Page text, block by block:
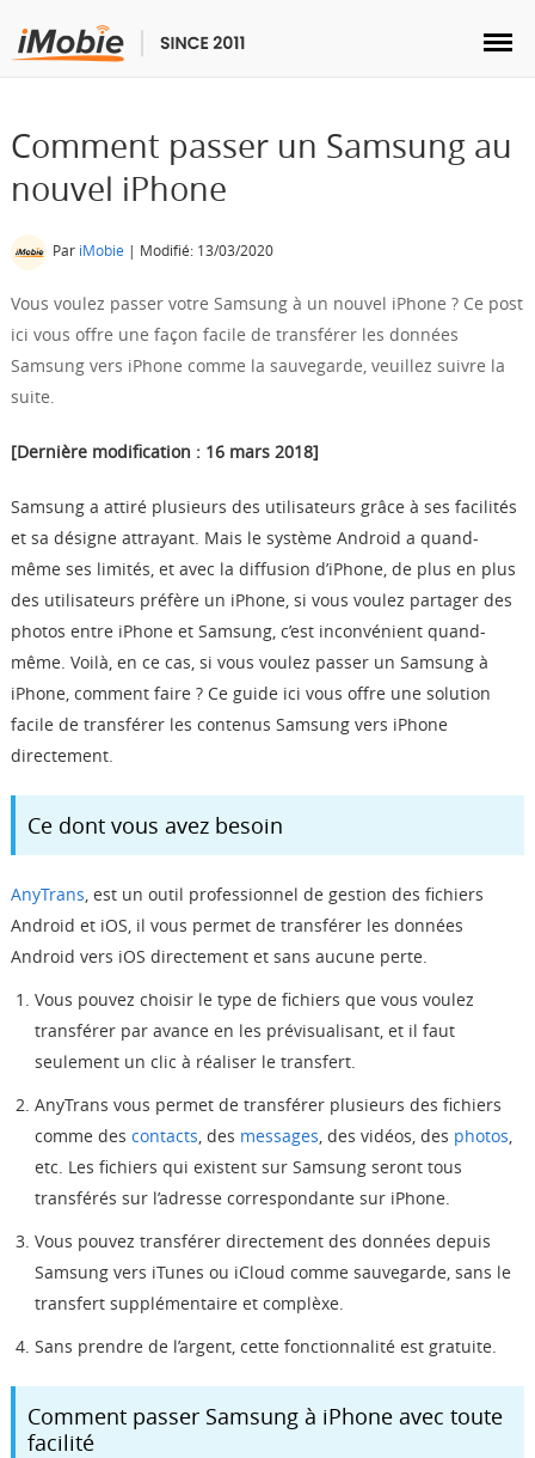
Transfert
Multimédia
Solutions
Boutique
Télécharger
Support
Comment passer un Samsung au
nouvel iPhone
Par iMobie | Modifié: 13/03/2020
Vous voulez passer votre Samsung à un nouvel iPhone ? Ce post
ici vous offre une façon facile de transférer les données
Samsung vers iPhone comme la sauvegarde, veuillez suivre la
suite.
[Dernière modification : 16 mars 2018]
Samsung a attiré plusieurs des utilisateurs grâce à ses facilités
et sa désigne attrayant. Mais le système Android a quand-
même ses limités, et avec la diffusion d’iPhone, de plus en plus
des utilisateurs préfère un iPhone, si vous voulez partager des
photos entre iPhone et Samsung, c’est inconvénient quand-
même. Voilà, en ce cas, si vous voulez passer un Samsung à
iPhone, comment faire ? Ce guide ici vous offre une solution
facile de transférer les contenus Samsung vers iPhone
directement.
Ce dont vous avez besoin
AnyTrans, est un outil professionnel de gestion des fichiers
Android et iOS, il vous permet de transférer les données
Android vers iOS directement et sans aucune perte.
Vous pouvez choisir le type de fichiers que vous voulez
transférer par avance en les prévisualisant, et il faut
seulement un clic à réaliser le transfert.
AnyTrans vous permet de transférer plusieurs des fichiers
comme des contacts, des messages, des vidéos, des photos,
etc. Les fichiers qui existent sur Samsung seront tous
transférés sur l’adresse correspondante sur iPhone.
Vous pouvez transférer directement des données depuis
Samsung vers iTunes ou iCloud comme sauvegarde, sans le
transfert supplémentaire et complèxe.
Sans prendre de l’argent, cette fonctionnalité est gratuite.
Comment passer Samsung à iPhone avec toute
facilité